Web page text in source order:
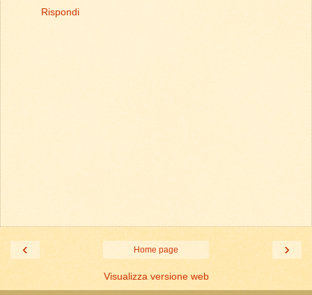
Rispondi
‹ ›
Home page
Visualizza versione web